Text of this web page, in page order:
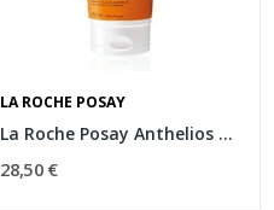
LA ROCHE POSAY
La Roche Posay Anthelios Gel Wet Skin SPF50+ 250ml
28,50 €